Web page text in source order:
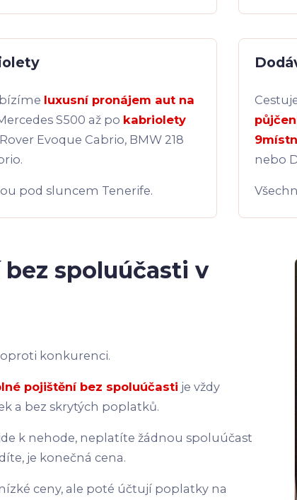
luxusní pronájem aut na
S500 až po kabriolety
Evoque Cabrio, BMW 218
pod sluncem Tenerife.
nebo
spoluúčasti v
konkurenci.
pojištění bez spoluúčasti je vždy
a bez skrytých poplatků.
k nehode, neplatíte žádnou spoluúčast
je konečná cena.
ceny, ale poté účtují poplatky na